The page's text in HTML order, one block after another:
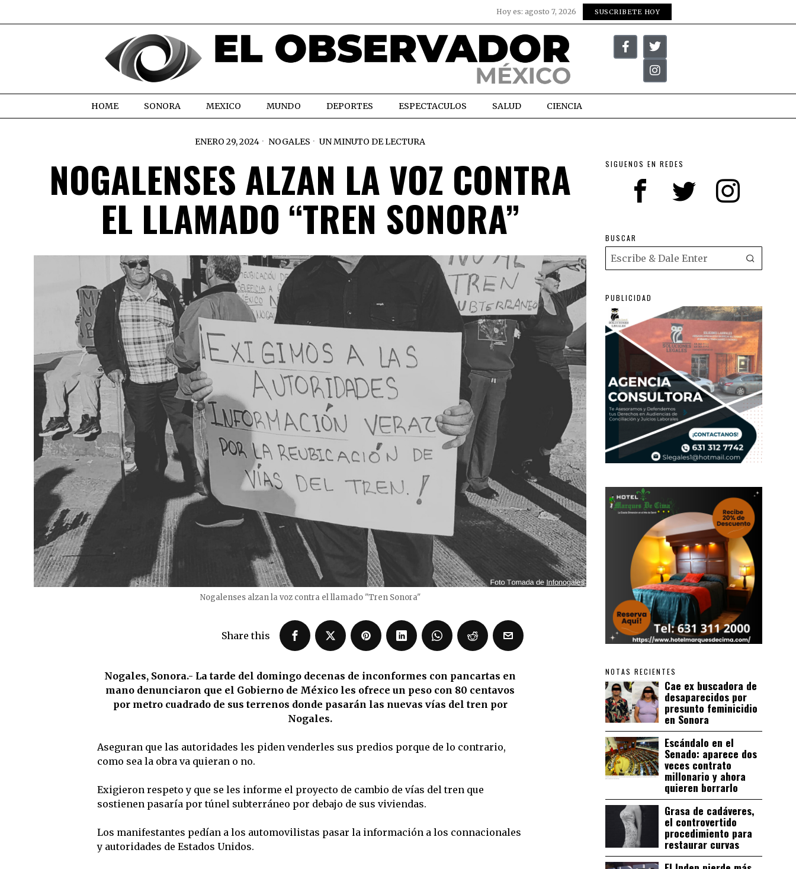
Hoy es: agosto 7, 2026 SUSCRIBETE HOY
HOME SONORA MEXICO MUNDO DEPORTES ESPECTACULOS SALUD CIENCIA
ENERO 29, 2024 NOGALES UN MINUTO DE LECTURA
NOGALENSES ALZAN LA VOZ CONTRA
EL LLAMADO “TREN SONORA”
Nogalenses alzan la voz contra el llamado "Tren Sonora"
Share this
Nogales, Sonora.- La tarde del domingo decenas de inconformes con pancartas en
mano denunciaron que el Gobierno de México les ofrece un peso con 80 centavos
por metro cuadrado de sus terrenos donde pasarán las nuevas vías del tren por
Nogales.
Aseguran que las autoridades les piden venderles sus predios porque de lo contrario,
como sea la obra va quieran o no.
Exigieron respeto y que se les informe el proyecto de cambio de vías del tren que
sostienen pasaría por túnel subterráneo por debajo de sus viviendas.
Los manifestantes pedían a los automovilistas pasar la información a los connacionales
y autoridades de Estados Unidos.
SIGUENOS EN REDES
BUSCAR
PUBLICIDAD
NOTAS RECIENTES
Cae ex buscadora de
desaparecidos por
presunto feminicidio
en Sonora
Escándalo en el
Senado: aparece dos
veces contrato
millonario y ahora
quieren borrarlo
Grasa de cadáveres,
el controvertido
procedimiento para
restaurar curvas